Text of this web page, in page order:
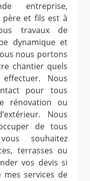
entreprise,
père et fils est à
travaux de
dynamique et
nous portons
chantier quels
Nous
pour tous
rénovation ou
Nous
de tous
souhaitez
terrasses ou
vos devis si
mes services de